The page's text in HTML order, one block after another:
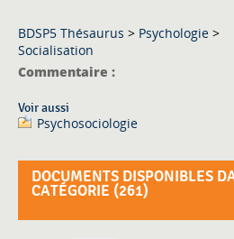
BDSP5 Thésaurus > Psychologie >
Socialisation
Commentaire :
Voir aussi
Psychosociologie
DOCUMENTS DISPONIBLES
CATÉGORIE (261)